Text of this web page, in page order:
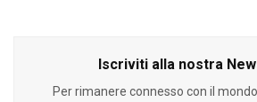
Iscriviti alla nostra
Per rimanere connesso con il